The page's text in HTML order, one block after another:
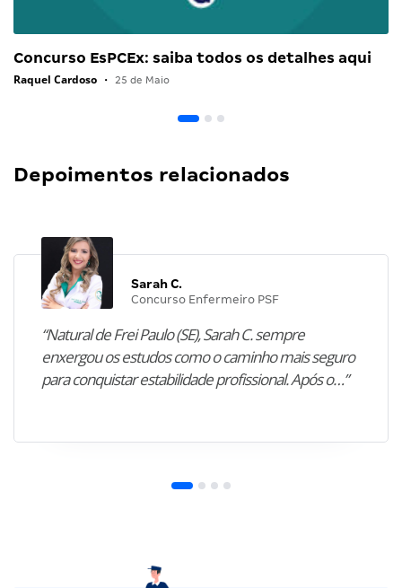
Concurso EsPCEx: saiba todos os detalhes aqui
Raquel Cardoso • 25 de Maio
Depoimentos relacionados
Sarah C.
Concurso Enfermeiro PSF
“Natural de Frei Paulo (SE), Sarah C. sempre
enxergou os estudos como o caminho mais seguro
para conquistar estabilidade profissional. Após o…”